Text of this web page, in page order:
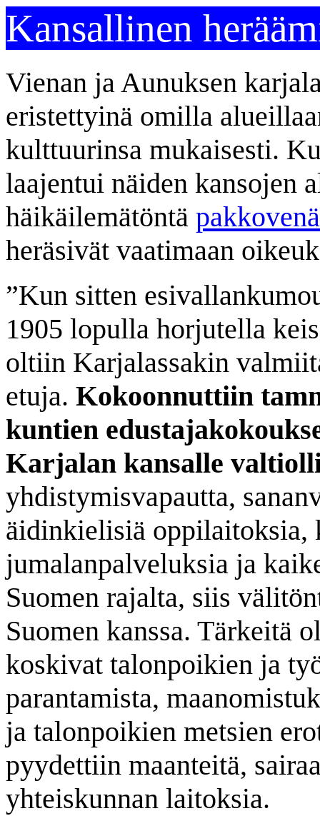
Kansallinen
Vienan ja Aunuksen
eristettyinä omilla
kulttuurinsa mukaisesti.
laajentui näiden kansojen
häikäilemätöntä
heräsivät vaatimaan
”Kun sitten
1905 lopulla horjutella
oltiin Karjalassakin
etuja. Kokoonnuttiin
kuntien
Karjalan kansalle
yhdistymisvapautta,
äidinkielisiä oppilaitoksia,
jumalanpalveluksia ja
Suomen rajalta, siis
Suomen kanssa. Tärkeitä
koskivat talonpoikien ja
parantamista,
ja talonpoikien metsien
pyydettiin maanteitä,
yhteiskunnan laitoksia.